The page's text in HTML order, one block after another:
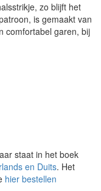
zo blijft het
is gemaakt van
comfortabel garen, bij
staat in het boek
en Duits. Het
hier bestellen